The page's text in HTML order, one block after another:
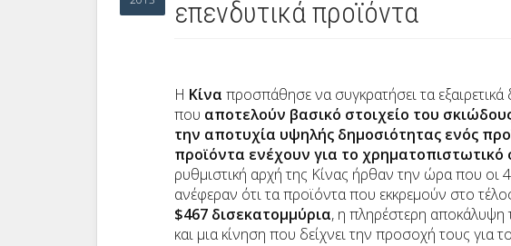
επενδυτικά προϊόντα
H Κίνα προσπάθησε να συγκρατήσει τα
που αποτελούν βασικό στοιχείο του
την αποτυχία υψηλής δημοσιότητας ενός
προϊόντα ενέχουν για το χρηματοπιστωτικό
ρυθμιστική αρχή της Κίνας ήρθαν την ώρα που οι 4
ανέφεραν ότι τα προϊόντα που εκκρεμούν στο
$467 δισεκατομμύρια, η πληρέστερη αποκάλυψη
και μια κίνηση που δείχνει την προσοχή τους